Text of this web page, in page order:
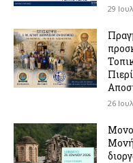
29
26
Μονή